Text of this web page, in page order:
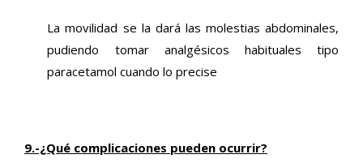
La movilidad se la dará las molestias abdominales,
pudiendo tomar analgésicos habituales tipo
paracetamol cuando lo precise
9.-¿Qué complicaciones pueden ocurrir?